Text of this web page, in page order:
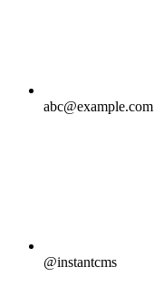
abc@example.com
@instantcms